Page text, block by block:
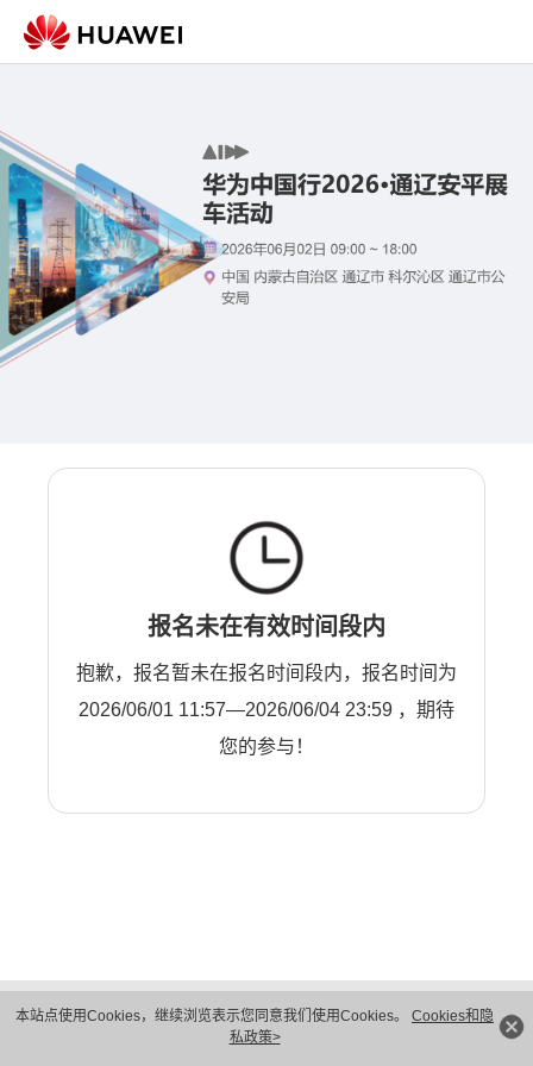
本站点使用Cookies，继续浏览表示您同意我们使用Cookies。 Cookies和隐
私政策>
报名未在有效时间段内
抱歉，报名暂未在报名时间段内，报名时间为
2026/06/01 11:57—2026/06/04 23:59 ，期待
您的参与！
隐私保护
法律声明